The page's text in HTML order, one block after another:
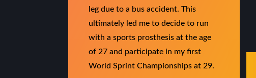
leg due to a bus accident. This
ultimately led me to decide to run
with a sports prosthesis at the age
of 27 and participate in my first
World Sprint Championships at 29.